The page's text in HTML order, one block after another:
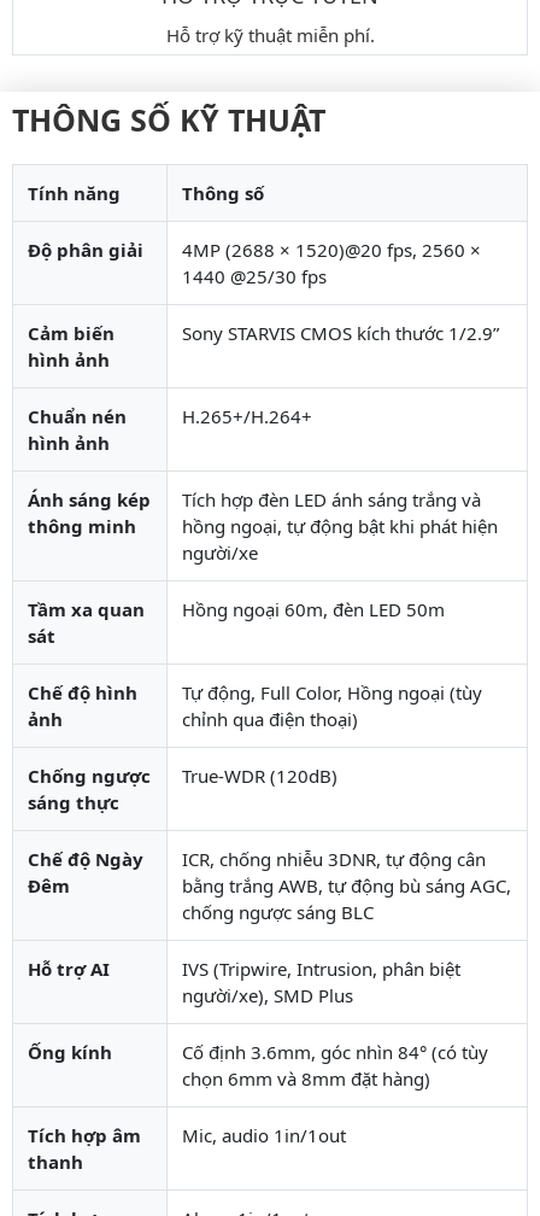
Hỗ trợ kỹ thuật miễn phí.
THÔNG SỐ KỸ THUẬT
Tính năng Thông số
Độ phân giải
4MP (2688 × 1520)@20 fps, 2560 ×
1440 @25/30 fps
Cảm biến
hình ảnh
Sony STARVIS CMOS kích thước 1/2.9”
Chuẩn nén
hình ảnh
H.265+/H.264+
Ánh sáng kép
thông minh
Tích hợp đèn LED ánh sáng trắng và
hồng ngoại, tự động bật khi phát hiện
người/xe
Tầm xa quan
sát
Hồng ngoại 60m, đèn LED 50m
Chế độ hình
ảnh
Tự động, Full Color, Hồng ngoại (tùy
chỉnh qua điện thoại)
Chống ngược
sáng thực
True-WDR (120dB)
Chế độ Ngày
Đêm
ICR, chống nhiễu 3DNR, tự động cân
bằng trắng AWB, tự động bù sáng AGC,
chống ngược sáng BLC
Hỗ trợ AI
IVS (Tripwire, Intrusion, phân biệt
người/xe), SMD Plus
Ống kính
Cố định 3.6mm, góc nhìn 84° (có tùy
chọn 6mm và 8mm đặt hàng)
Tích hợp âm
thanh
Mic, audio 1in/1out